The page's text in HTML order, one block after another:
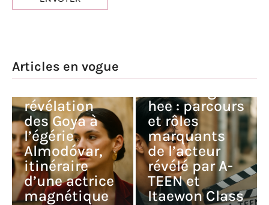
Articles en vogue
Milena Smit :
révélation
des Goya à
l’égérie
Almodóvar,
itinéraire
d’une actrice
magnétique
hee : parcours
et rôles
marquants
de l’acteur
révélé par A-
TEEN et
Itaewon Class